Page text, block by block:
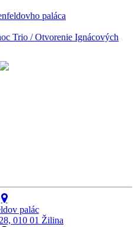
paláca
Trio / Otvorenie Ignácových
palác
010 01 Žilina